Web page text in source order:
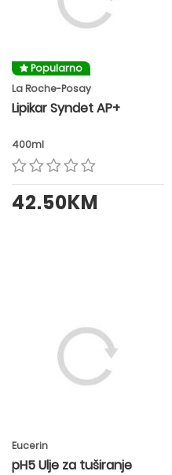
Popularno
La Roche-Posay
Lipikar Syndet AP+
400ml
42.50KM
Eucerin
pH5 Ulje za tuširanje